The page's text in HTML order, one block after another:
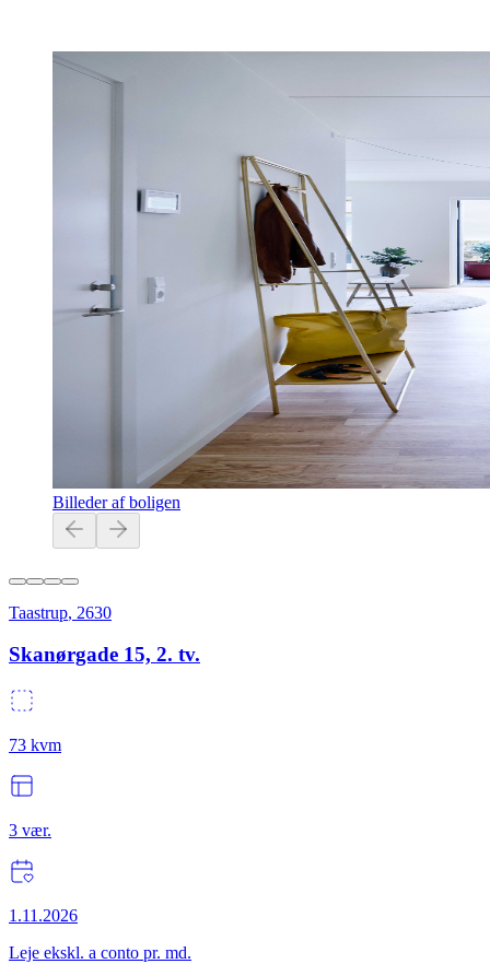
Billeder af boligen
Taastrup, 2630
Skanørgade 15, 2. tv.
73 kvm
3 vær.
1.11.2026
Leje ekskl. a conto pr. md.